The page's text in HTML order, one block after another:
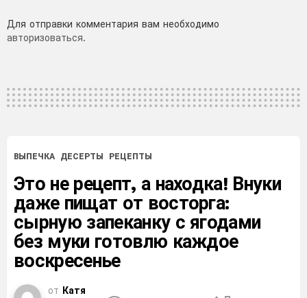
Добавить
комментарий
Для отправки комментария вам необходимо
авторизоваться.
ВЫПЕЧКА ДЕСЕРТЫ РЕЦЕПТЫ
Это не рецепт, а находка! Внуки
даже пищат от восторга:
сырную запеканку с ягодами
без муки готовлю каждое
воскресенье
от Катя